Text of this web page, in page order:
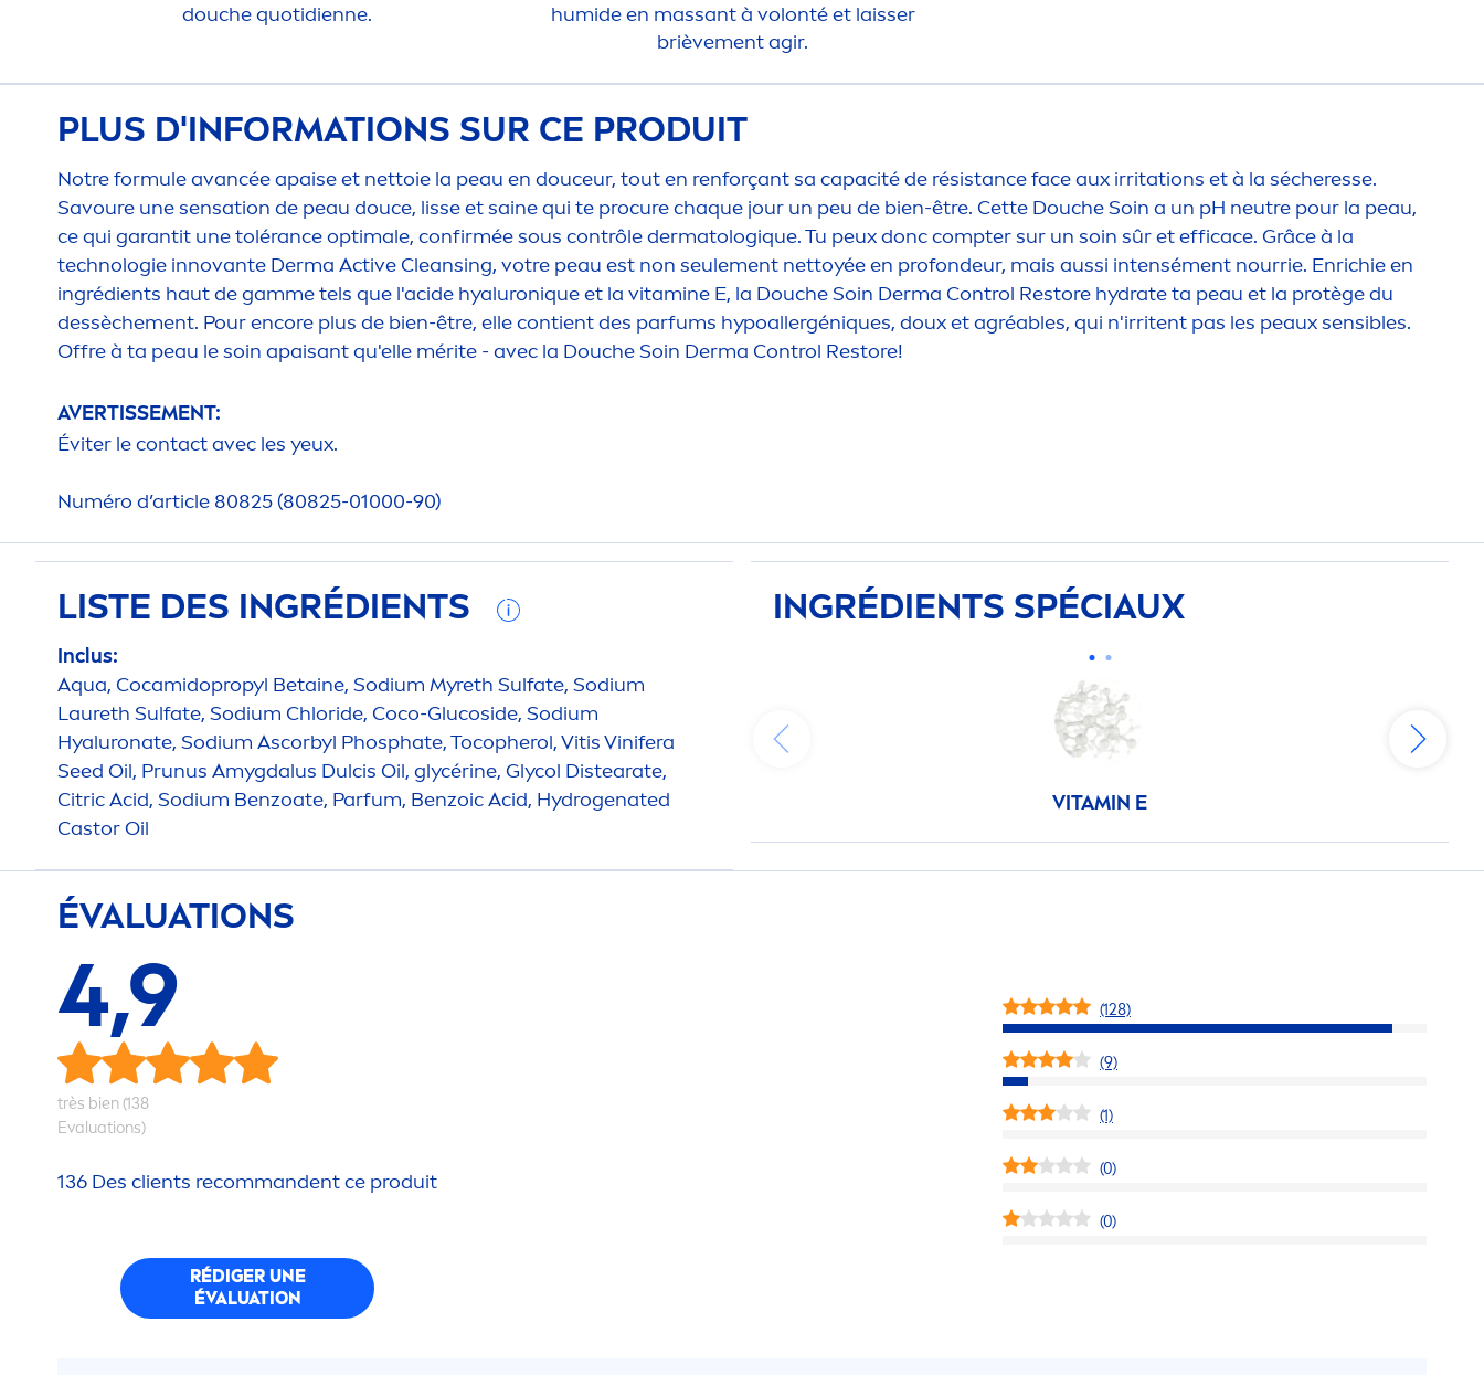
douche quotidienne.
humide en massant à volonté et laisser
brièvement agir.
PLUS D'INFORMATIONS SUR CE PRODUIT
Notre formule avancée apaise et nettoie la peau en douceur, tout en renforçant sa capacité de résistance face aux irritations et à la sécheresse.
Savoure unesensation de peau douce, lisse et saine qui te procure chaque jour un peu de bien-être. Cette Douche Soin a un pH neutre pour la peau,
ce qui garantit une tolérance optimale, confirmée sous contrôle dermatologique. Tu peux donc compter sur un soin sûr et efficace. Grâce à la
technologie innovante Derma Active Cleansing, votre peau est non seulement nettoyée en profondeur, mais aussi intensément nourrie. Enrichie en
ingrédients haut de gamme tels que l'acide hyaluronique et la vitamine E, la Douche Soin Derma Control Restore hydrate ta peau et la protège du
dessèchement. Pour encore plus de bien-être, elle contient des parfums hypoallergéniques, doux et agréables, qui n'irritent pas les peaux sensibles.
Offre à ta peau le soin apaisant qu'elle mérite - avec la Douche Soin Derma Control Restore!
AVERTISSEMENT:
Éviter le contact avec les yeux.
Numéro d’article 80825 (80825-01000-90)
LISTE DES INGRÉDIENTS
Inclus:
Aqua, Cocamidopropyl Betaine, Sodium Myreth Sulfate, Sodium
Laureth Sulfate, Sodium Chloride, Coco-Glucoside, Sodium
Hyaluronate, Sodium Ascorbyl Phosphate, Tocopherol, Vitis Vinifera
Seed Oil, Prunus Amygdalus Dulcis Oil, glycérine, Glycol Distearate,
Citric Acid, Sodium Benzoate, Parfum, Benzoic Acid, Hydrogenated
Castor Oil
INGRÉDIENTS SPÉCIAUX
VITAMIN E
ÉVALUATIONS
4,9
très bien (138
Evaluations)
136 Des clients recommandent ce produit
RÉDIGER UNE
ÉVALUATION
(128)
(9)
(1)
(0)
(0)